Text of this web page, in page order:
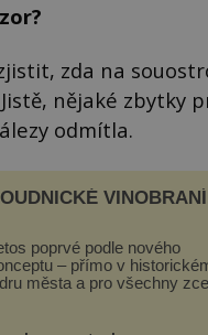
zda na
nějaké
odmítla.
VINOBRANÍ
poprvé podle nového
– přímo v
města a pro všechny